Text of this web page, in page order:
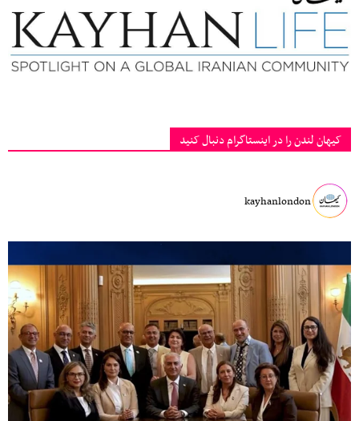
کیهان لندن را در اینستاگرام دنبال کنید
kayhanlondon